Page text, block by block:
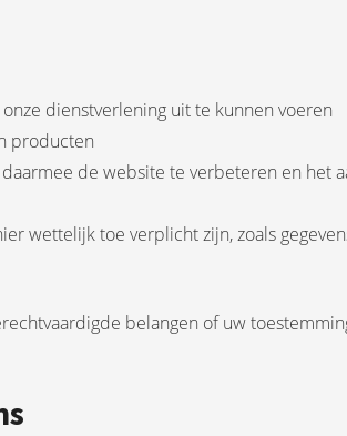
dienstverlening uit te kunnen voeren
producten
de website te verbeteren en
wettelijk toe verplicht zijn, zoals
belangen of uw